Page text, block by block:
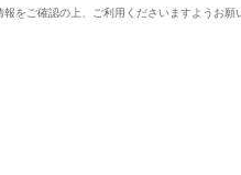
をご確認の上、ご利用くださいますようお願